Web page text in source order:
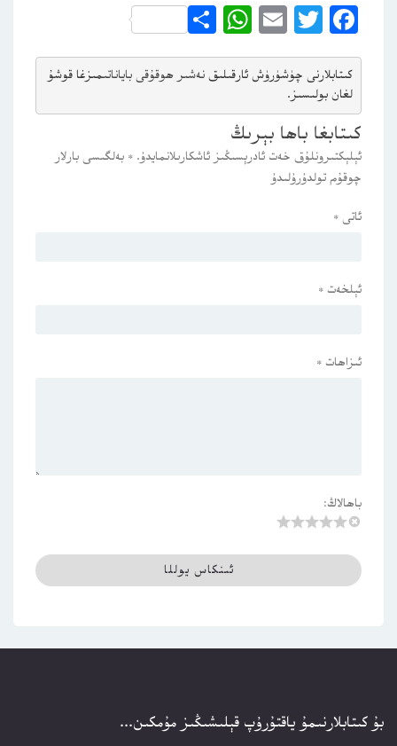
Facebook
Twitter
Email
WhatsApp
Share
كىتابلارنى چۈشۈرۈش ئارقىلىق نەشىر ھوقۇقى باياناتىمىزغا قوشۇ
لغان بولىسىز.
كىتابغا باھا بېرىڭ
ئېلېكتىرونلۇق خەت ئادرېسىڭىز ئاشكارىلانمايدۇ. * بەلگىسى بارلار
چوقۇم تولدۇرۇلىدۇ
ئاتى *
ئېلخەت *
ئىزاھات *
باھالاڭ:
بۇ كىتابلارنىمۇ ياقتۇرۇپ قېلىشىڭىز مۇمكىن...